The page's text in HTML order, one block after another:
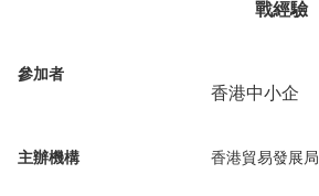
戰經驗
參加者
香港中小企
主辦機構 香港貿易發展局